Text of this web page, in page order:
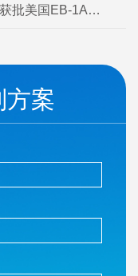
批美国EB-1A移
方案